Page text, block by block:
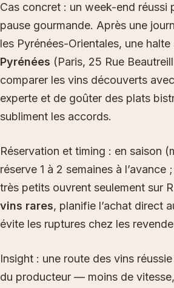
Cas concret : un week-end réussi
pause gourmande. Après une
les Pyrénées-Orientales, une halte
Pyrénées (Paris, 25 Rue
comparer les vins découverts
experte et de goûter des plats
subliment les accords.
Réservation et timing : en saison
réserve 1 à 2 semaines à l’avance
très petits ouvrent seulement sur
vins rares, planifie l’achat direct
évite les ruptures chez les
Insight : une route des vins
du producteur — moins de